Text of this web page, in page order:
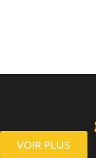
VOIR PLUS